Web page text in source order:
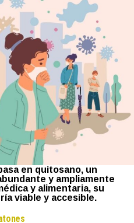
en quitosano, un
y ampliamente
y alimentaria, su
viable y accesible.